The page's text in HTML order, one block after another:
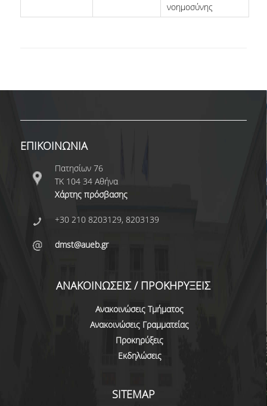
ΠΡΟΓΡΑΜΜΑ ERASMUS+
ΜΑΘΗΜΑΤΑ ΠΟΥ ΠΡΟΣΦΕΡΕΙ ΤΟ
ΤΜΗΜΑ
ΣΥΝΕΡΓΑΖΟΜΕΝΑ ΠΑΝΕΠΙΣΤΗΜΙΑ
ΑΝΑΚΟΙΝΩΣΕΙΣ ΠΡΟΓΡΑΜΜΑΤΟΣ
FAQS
ΔΙΑΣΦΑΛΙΣΗ ΠΟΙΟΤΗΤΑΣ
ΠΟΛΙΤΙΚΗ ΔΙΑΣΦΑΛΙΣΗΣ ΠΟΙΟΤΗΤΑΣ
ΠΙΣΤΟΠΟΙΗΣΗ
νοημοσύνης
ΕΠΙΚΟΙΝΩΝΙΑ
Πατησίων 76
ΤΚ 104 34 Αθήνα
Χάρτης πρόσβασης
+30 210 8203129, 8203139
dmst@aueb.gr
ΑΝΑΚΟΙΝΩΣΕΙΣ / ΠΡΟΚΗΡΥΞΕΙΣ
Ανακοινώσεις Τμήματος
Ανακοινώσεις Γραμματείας
Προκηρύξεις
Εκδηλώσεις
SITEMAP